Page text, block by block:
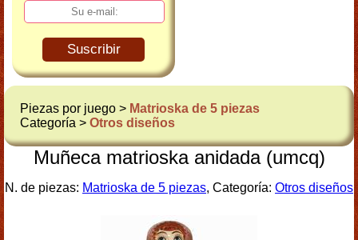
Suscribir
Piezas por juego > Matrioska de 5 piezas
Categoría > Otros diseños
Muñeca matrioska anidada (umcq)
N. de piezas: Matrioska de 5 piezas, Categoría: Otros diseños